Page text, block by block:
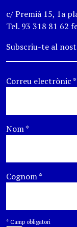
c/ Premià 15, 1a
Tel. 93 318 81 62
Subscriu-te al
Correu electrònic*
Nom*
Cognom*
* Camp obligatori